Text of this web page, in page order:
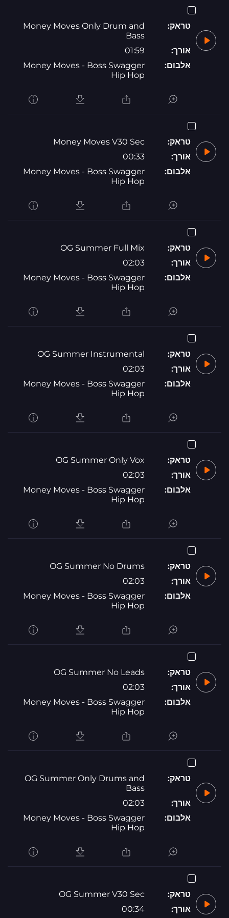
טראק:
Money Moves Only Drum and
Bass
אורך:
01:59
אלבום:
Money Moves - Boss Swagger
Hip Hop
טראק:
Money Moves V30 Sec
אורך:
00:33
אלבום:
Money Moves - Boss Swagger
Hip Hop
טראק:
OG Summer Full Mix
אורך:
02:03
אלבום:
Money Moves - Boss Swagger
Hip Hop
טראק:
OG Summer Instrumental
אורך:
02:03
אלבום:
Money Moves - Boss Swagger
Hip Hop
טראק:
OG Summer Only Vox
אורך:
02:03
אלבום:
Money Moves - Boss Swagger
Hip Hop
טראק:
OG Summer No Drums
אורך:
02:03
אלבום:
Money Moves - Boss Swagger
Hip Hop
טראק:
OG Summer No Leads
אורך:
02:03
אלבום:
Money Moves - Boss Swagger
Hip Hop
טראק:
OG Summer Only Drums and
Bass
אורך:
02:03
אלבום:
Money Moves - Boss Swagger
Hip Hop
טראק:
OG Summer V30 Sec
אורך:
00:34